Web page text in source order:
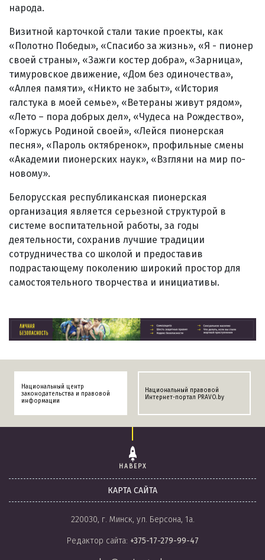
народа.
Визитной карточкой стали такие проекты, как
«Полотно Победы», «Спасибо за жизнь», «Я - пионер
своей страны», «Зажги костер добра», «Зарница»,
тимуровское движение, «Дом без одиночества»,
«Аллея памяти», «Никто не забыт», «История
галстука в моей семье», «Ветераны живут рядом»,
«Лето – пора добрых дел», «Чудеса на Рождество»,
«Горжусь Родиной своей», «Лейся пионерская
песня», «Пароль октябренок», профильные смены
«Академии пионерских наук», «Взгляни на мир по-
новому».
Белорусская республиканская пионерская
организация является серьезной структурой в
системе воспитательной работы, за годы
деятельности, сохранив лучшие традиции
сотрудничества со школой и предоставив
подрастающему поколению широкий простор для
самостоятельного творчества и инициативы.
Национальный центр
законодательства и правовой
информации
Национальный правовой
Интернет-портал PRAVO.by
НАВЕРХ
КАРТА САЙТА
220030, г. Минск, ул. Берсона, 1а.
Редактор сайта: +375-17-279-99-47